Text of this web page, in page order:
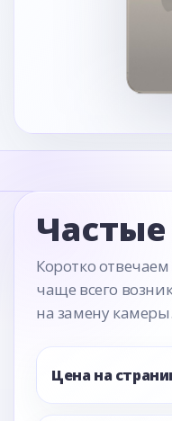
Коротко
чаще всего
на замену камеры.
Цена на